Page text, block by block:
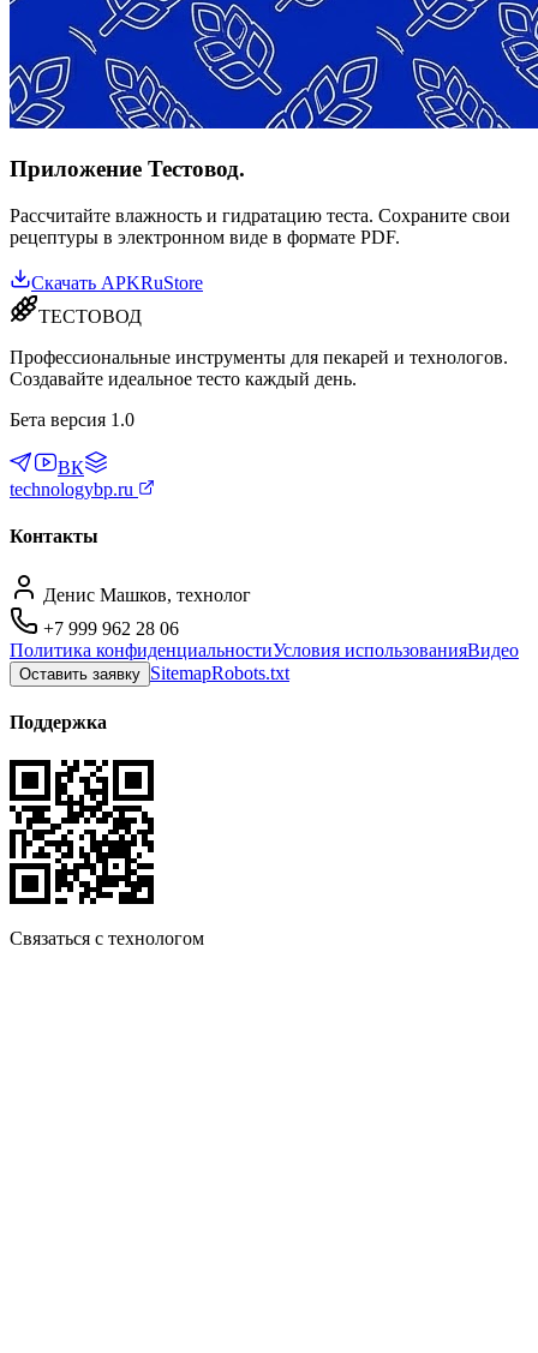
Приложение Тестовод.
Рассчитайте влажность и гидратацию теста. Сохраните свои
рецептуры в электронном виде в формате PDF.
Скачать APKRuStore
ТЕСТОВОД
Профессиональные инструменты для пекарей и технологов.
Создавайте идеальное тесто каждый день.
Бета версия 1.0
ВК
technologybp.ru
Контакты
Денис Машков, технолог
+7 999 962 28 06
Политика конфиденциальностиУсловия использованияВидео
Оставить заявку SitemapRobots.txt
Поддержка
Связаться с технологом